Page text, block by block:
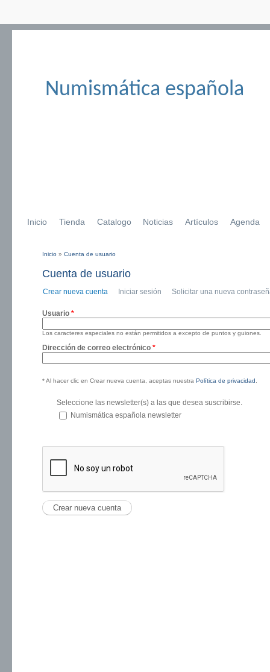
Numismática española
Inicio Tienda Catalogo Noticias Artículos Agenda
Inicio » Cuenta de usuario
Cuenta de usuario
Crear nueva cuenta (solapa activa)
Iniciar sesión Solicitar una nueva
Usuario *
Los caracteres especiales no están permitidos a excepto de puntos y guiones.
Dirección de correo electrónico *
* Al hacer clic en Crear nueva cuenta, aceptas nuestra Política de privacidad
Seleccione las newsletter(s) a las que desea suscribirse.
Numismática española newsletter